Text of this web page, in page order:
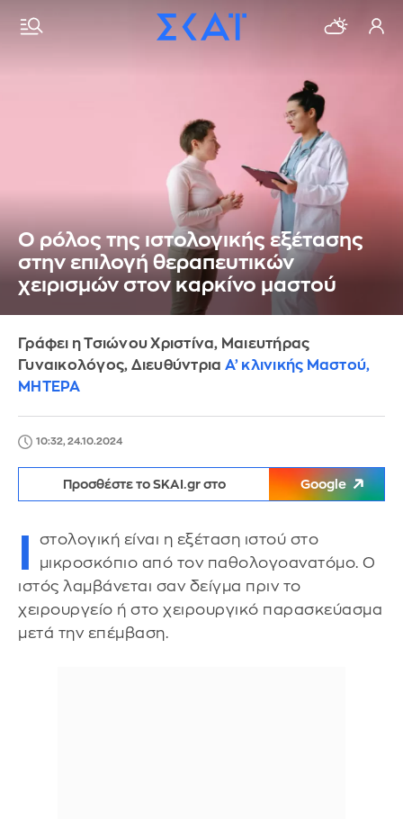
Ο ρόλος της ιστολογικής εξέτασης
στην επιλογή θεραπευτικών
χειρισμών στον καρκίνο μαστού
Γράφει η Τσιώνου Χριστίνα, Μαιευτήρας
Γυναικολόγος, Διευθύντρια Α’ κλινικής Μαστού,
ΜΗΤΕΡΑ
10:32, 24.10.2024
Προσθέστε το SKAI.gr στο Google
στολογική είναι η εξέταση ιστού στο
μικροσκόπιο από τον παθολογοανατόμο. Ο
ιστός λαμβάνεται σαν δείγμα πριν το
χειρουργείο ή στο χειρουργικό παρασκεύασμα
μετά την επέμβαση.